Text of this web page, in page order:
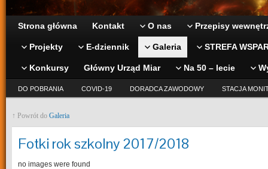
Strona główna Kontakt O nas Przepisy
Projekty E-dziennik Galeria STREFA
Konkursy Główny Urząd Miar Na 50 – lecie
DO POBRANIA COVID-19 DORADCA ZAWODOWY STACJA
↑ Powrót do Galeria
Fotki rok szkolny 2017/2018
no images were found